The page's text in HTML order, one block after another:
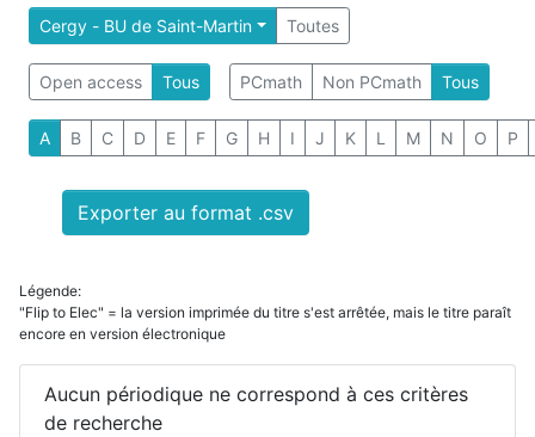
Cergy - BU de Saint-Martin Toutes
Open access Tous PCmath Non PCmath Tous
A B C D E F G H I J K L M N O P
Exporter au format .csv
Légende:
"Flip to Elec" = la version imprimée du titre s'est arrêtée, mais le titre paraît
encore en version électronique
Aucun périodique ne correspond à ces critères
de recherche